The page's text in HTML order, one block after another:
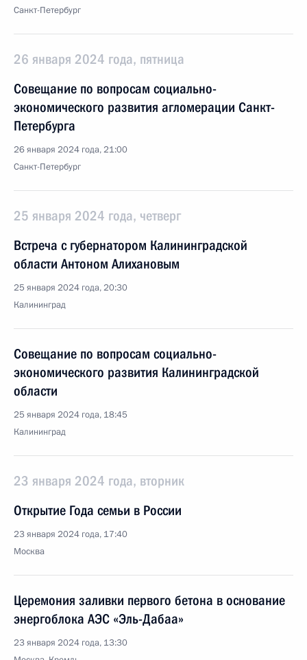
Санкт-Петербург
26 января 2024 года, пятница
Совещание по вопросам социально-
экономического развития агломерации Санкт-
Петербурга
26 января 2024 года, 21:00
Санкт-Петербург
25 января 2024 года, четверг
Встреча с губернатором Калининградской
области Антоном Алихановым
25 января 2024 года, 20:30
Калининград
Совещание по вопросам социально-
экономического развития Калининградской
области
25 января 2024 года, 18:45
Калининград
23 января 2024 года, вторник
Открытие Года семьи в России
23 января 2024 года, 17:40
Москва
Церемония заливки первого бетона в основание
энергоблока АЭС «Эль-Дабаа»
23 января 2024 года, 13:30